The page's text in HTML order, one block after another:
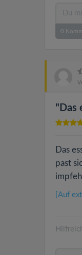
0
"Das
Das
past
[Auf